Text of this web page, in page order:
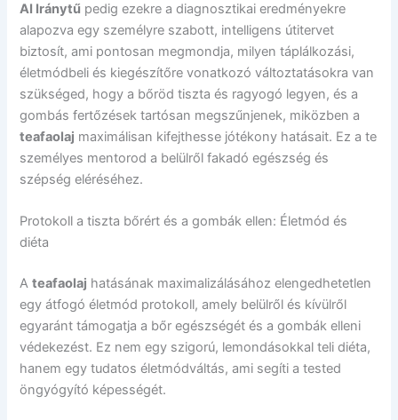
AI Iránytű pedig ezekre a diagnosztikai eredményekre
alapozva egy személyre szabott, intelligens útitervet
biztosít, ami pontosan megmondja, milyen táplálkozási,
életmódbeli és kiegészítőre vonatkozó változtatásokra van
szükséged, hogy a bőröd tiszta és ragyogó legyen, és a
gombás fertőzések tartósan megszűnjenek, miközben a
teafaolaj maximálisan kifejthesse jótékony hatásait. Ez a te
személyes mentorod a belülről fakadó egészség és
szépség eléréséhez.
Protokoll a tiszta bőrért és a gombák ellen: Életmód és
diéta
Ateafaolaj hatásának maximalizálásához elengedhetetlen
egy átfogó életmód protokoll, amely belülről és kívülről
egyaránt támogatja a bőr egészségét és a gombák elleni
védekezést. Ez nem egy szigorú, lemondásokkal teli diéta,
hanem egy tudatos életmódváltás, ami segíti a tested
öngyógyító képességét.